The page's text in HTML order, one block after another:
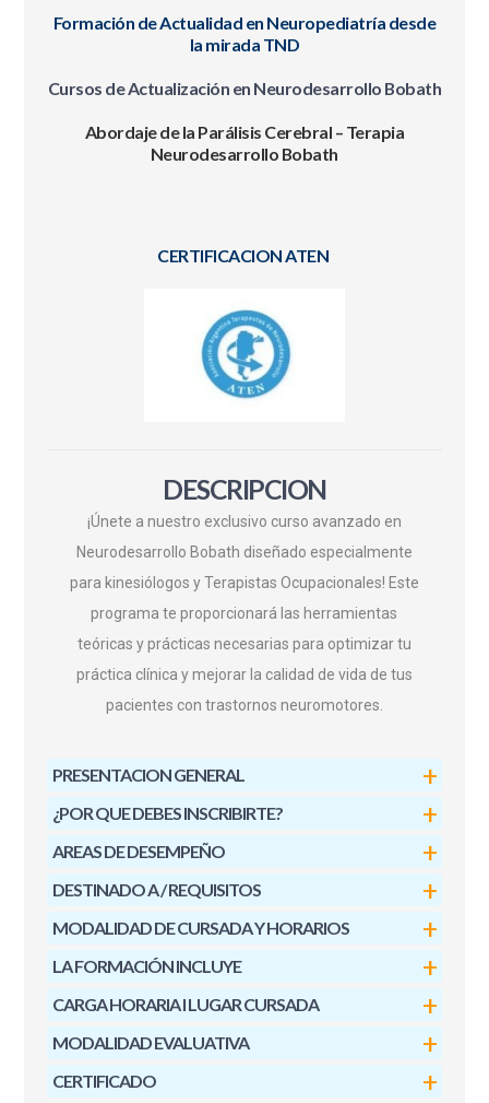
Formación de Actualidad en Neuropediatría desde
la mirada TND
Cursos de Actualización en Neurodesarrollo Bobath
Abordaje de la Parálisis Cerebral – Terapia
Neurodesarrollo Bobath
CERTIFICACION ATEN
DESCRIPCION
¡Únete a nuestro exclusivo curso avanzado en
Neurodesarrollo Bobath diseñado especialmente
para kinesiólogos y Terapistas Ocupacionales! Este
programa te proporcionará las herramientas
teóricas y prácticas necesarias para optimizar tu
práctica clínica y mejorar la calidad de vida de tus
pacientes con trastornos neuromotores.
PRESENTACION GENERAL
¿POR QUE DEBES INSCRIBIRTE?
AREAS DE DESEMPEÑO
DESTINADO A / REQUISITOS
MODALIDAD DE CURSADA Y HORARIOS
LA FORMACIÓN INCLUYE
CARGA HORARIA I LUGAR CURSADA
MODALIDAD EVALUATIVA
CERTIFICADO